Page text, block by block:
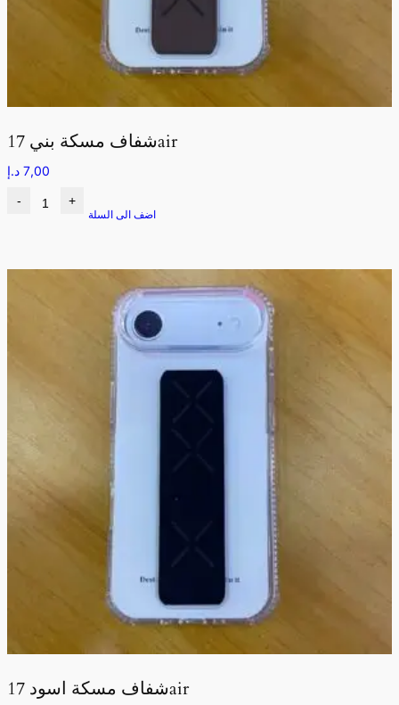
شفاف مسكة بني 17air
7,00 د.إ
- +
اضف الى السلة
شفاف مسكة اسود 17air